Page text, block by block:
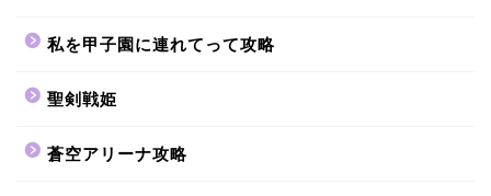
私を甲子園に連れてって攻略
聖剣戦姫
蒼空アリーナ攻略